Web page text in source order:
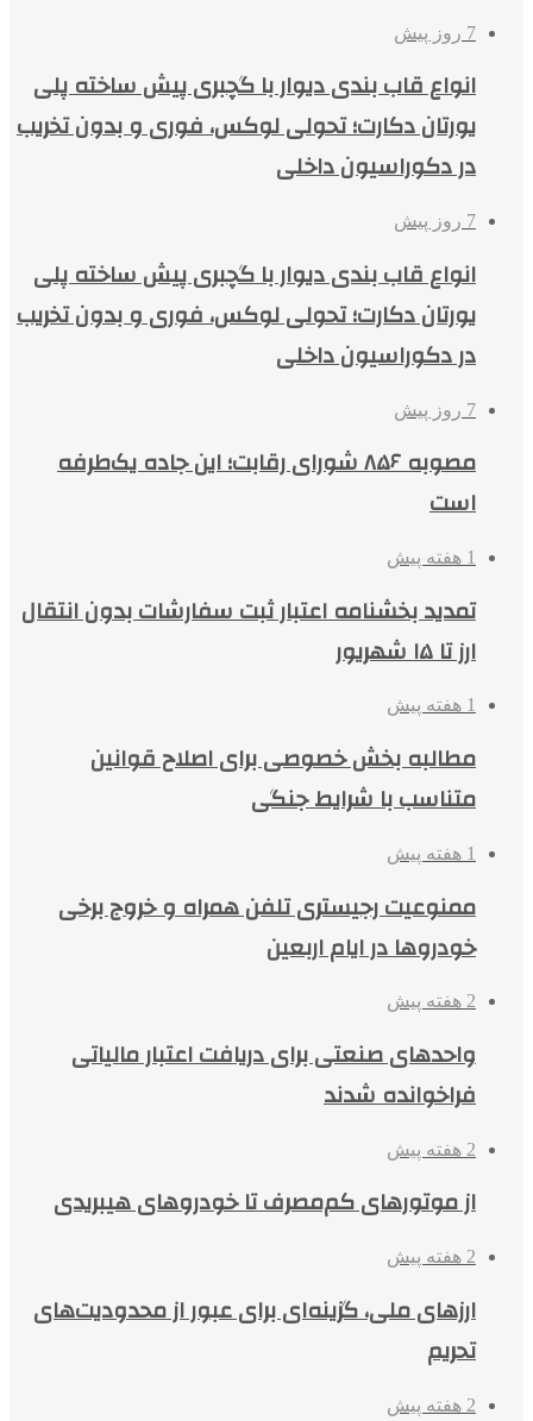
7 روز پیش
انواع قاب بندی دیوار با گچبری پیش ساخته پلی
یورتان دکارت؛ تحولی لوکس، فوری و بدون تخریب
در دکوراسیون داخلی
7 روز پیش
انواع قاب بندی دیوار با گچبری پیش ساخته پلی
یورتان دکارت؛ تحولی لوکس، فوری و بدون تخریب
در دکوراسیون داخلی
7 روز پیش
مصوبه ۸۵۶ شورای رقابت؛ این جاده یک‌طرفه
است
1 هفته پیش
تمدید بخشنامه اعتبار ثبت سفارشات بدون انتقال
ارز تا ۱۵ شهریور
1 هفته پیش
مطالبه بخش خصوصی برای اصلاح قوانین
متناسب با شرایط جنگی
1 هفته پیش
ممنوعیت رجیستری تلفن همراه و خروج برخی
خودروها در ایام اربعین
2 هفته پیش
واحدهای صنعتی برای دریافت اعتبار مالیاتی
فراخوانده شدند
2 هفته پیش
از موتورهای کم‌مصرف تا خودروهای هیبریدی
2 هفته پیش
ارزهای ملی، گزینه‌ای برای عبور از محدودیت‌های
تحریم
2 هفته پیش